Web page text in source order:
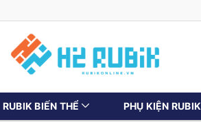
RUBIK BIẾN THỂ PHỤ KIỆN RUBIK